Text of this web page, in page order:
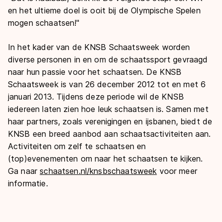
en het ultieme doel is ooit bij de Olympische Spelen
mogen schaatsen!"
In het kader van de KNSB Schaatsweek worden
diverse personen in en om de schaatssport gevraagd
naar hun passie voor het schaatsen. De KNSB
Schaatsweek is van 26 december 2012 tot en met 6
januari 2013. Tijdens deze periode wil de KNSB
iedereen laten zien hoe leuk schaatsen is. Samen met
haar partners, zoals verenigingen en ijsbanen, biedt de
KNSB een breed aanbod aan schaatsactiviteiten aan.
Activiteiten om zelf te schaatsen en
(top)evenementen om naar het schaatsen te kijken.
Ga naarschaatsen.nl/knsbschaatsweek voor meer
informatie.